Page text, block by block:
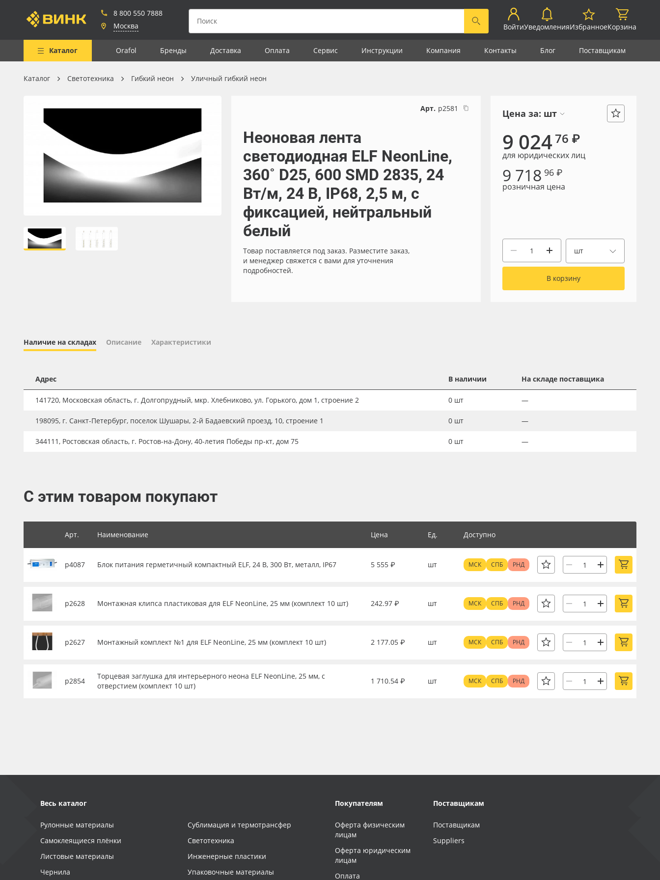
8 800 550 7888
Москва
ВойтиУведомленияИзбранноеКорзина
Каталог Orafol Бренды Доставка Оплата Сервис Инструкции Компания Контакты Блог Поставщикам
Весь каталог
Самоклеящиеся плёнки
Листовые материалы
Чернила
Клей, скотчи и крепёж
Мобильные конструкции и
POS-материалы
Сублимация и термотрансфер
Oracal 641
Плёнка монтажная Oratape
ПЭТ листовой
Каталог Светотехника Гибкий неон Уличный гибкий неон
Арт. р2581
Неоновая лента
светодиодная ELF NeonLine,
360˚ D25, 600 SMD 2835, 24
Вт/м, 24 В, IP68, 2,5 м, с
фиксацией, нейтральный
белый
Товар поставляется под заказ. Разместите заказ,
и менеджер свяжется с вами для уточнения
подробностей.
Цена за: шт
9 02476 ₽
для юридических лиц
9 718 96 ₽
розничная цена
шт
В корзину
Наличие на складах Описание Характеристики
Адрес В наличии На складе поставщика
141720, Московская область, г. Долгопрудный, мкр. Хлебниково, ул. Горького, дом 1, строение 2 0 шт —
198095, г. Санкт-Петербург, поселок Шушары, 2-й Бадаевский проезд, 10, строение 1 0 шт —
344111, Ростовская область, г. Ростов-на-Дону, 40-летия Победы пр-кт, дом 75 0 шт —
С этим товаром покупают
Арт. Наименование Цена Ед. Доступно
р4087 Блок питания герметичный компактный ELF, 24 В, 300 Вт, металл, IP67 5 555 ₽ шт МСК СПБ РНД
р2628 Монтажная клипса пластиковая для ELF NeonLine, 25 мм (комплект 10 шт) 242.97 ₽ шт МСК СПБ РНД
р2627 Монтажный комплект №1 для ELF NeonLine, 25 мм (комплект 10 шт) 2 177.05 ₽ шт МСК СПБ РНД
р2854
Торцевая заглушка для интерьерного неона ELF NeonLine, 25 мм, с
отверстием (комплект 10 шт)
1 710.54 ₽ шт МСК СПБ РНД
Весь каталог
Рулонные материалы
Самоклеящиеся плёнки
Листовые материалы
Чернила
Сублимация и термотрансфер
Светотехника
Инженерные пластики
Упаковочные материалы
Покупателям
Оферта физическим
лицам
Оферта юридическим
лицам
Оплата
Поставщикам
Поставщикам
Suppliers